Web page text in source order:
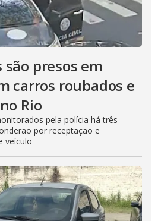
presos em
carros roubados e
Rio
pela polícia há três
por receptação e
veículo